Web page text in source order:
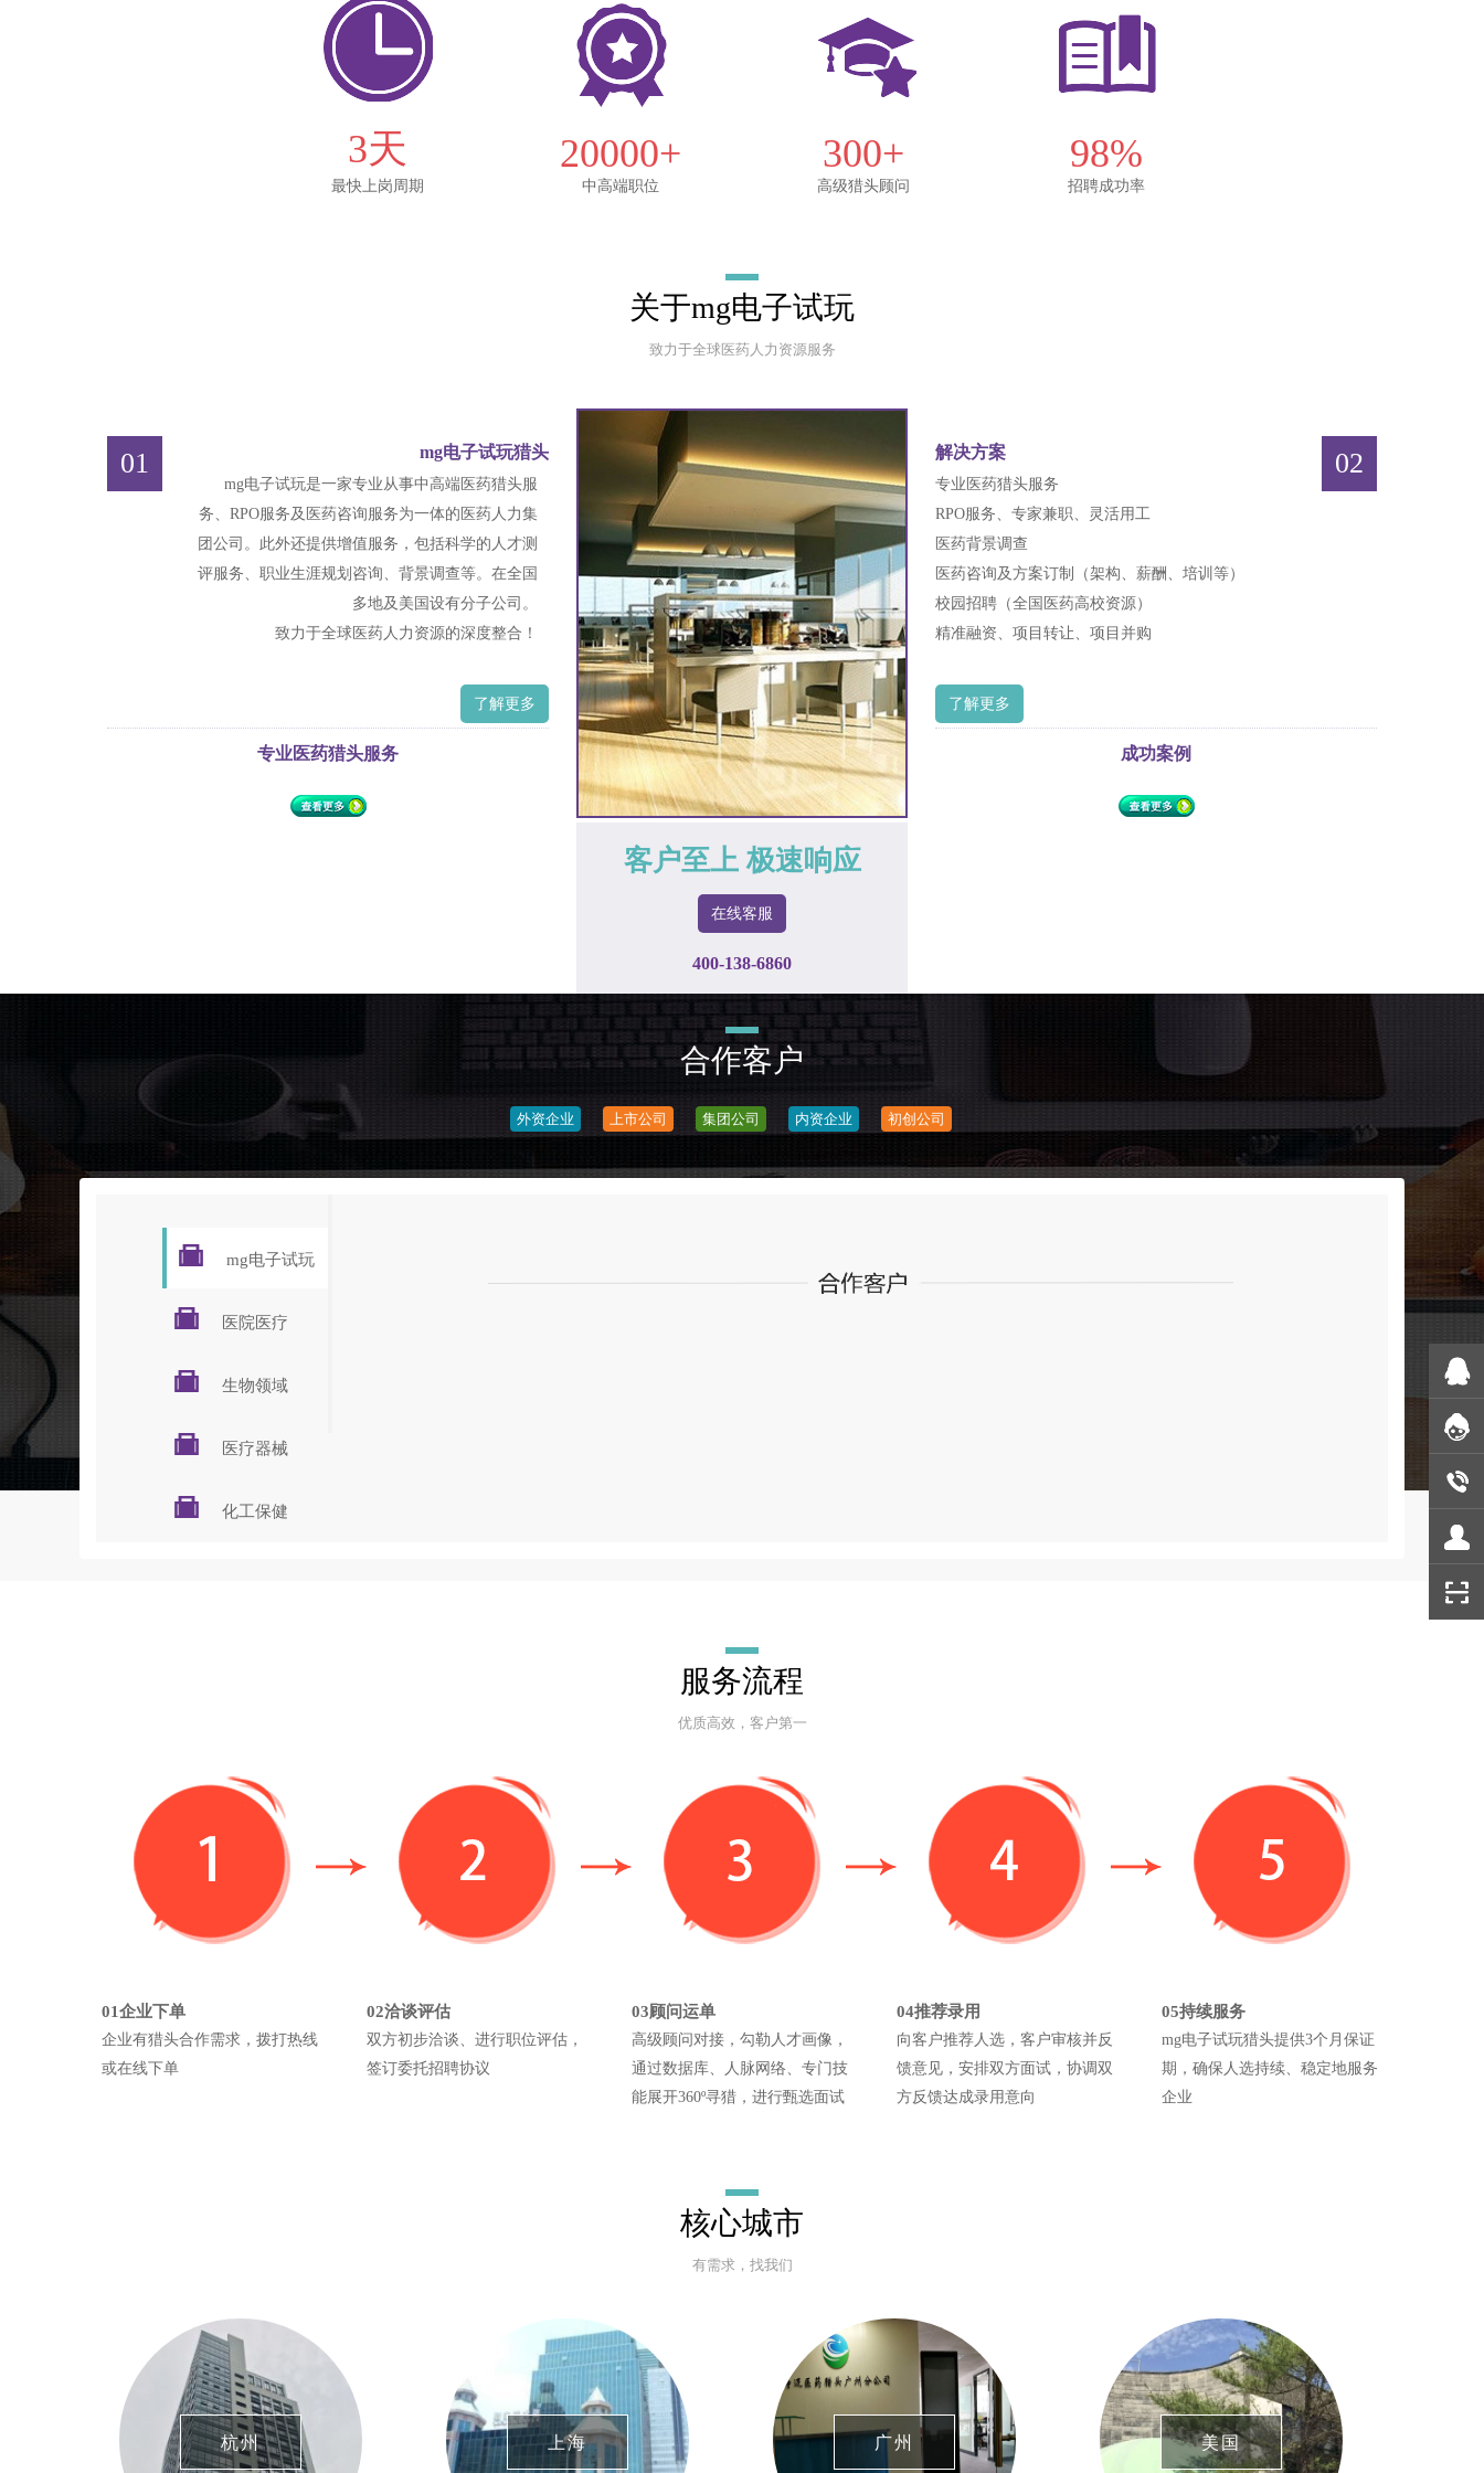
3天
最快上岗周期
20000+
中高端职位
300+
高级猎头顾问
98%
招聘成功率
关于mg电子试玩
致力于全球医药人力资源服务
01 mg电子试玩猎头
mg电子试玩是一家专业从事中高端医药猎头服
务、RPO服务及医药咨询服务为一体的医药人力集
团公司。此外还提供增值服务，包括科学的人才测
评服务、职业生涯规划咨询、背景调查等。在全国
多地及美国设有分子公司。
致力于全球医药人力资源的深度整合！
了解更多
专业医药猎头服务
客户至上 极速响应
在线客服
400-138-6860
解决方案
专业医药猎头服务
RPO服务、专家兼职、灵活用工
医药背景调查
医药咨询及方案订制（架构、薪酬、培训等）
校园招聘（全国医药高校资源）
精准融资、项目转让、项目并购
了解更多
02
成功案例
合作客户
外资企业 上市公司 集团公司 内资企业 初创公司
 mg电子试玩
 医院医疗
 生物领域
 医疗器械
 化工保健
服务流程
优质高效，客户第一
01企业下单
企业有猎头合作需求，拨打热线
或在线下单
02洽谈评估
双方初步洽谈、进行职位评估，
签订委托招聘协议
03顾问运单
高级顾问对接，勾勒人才画像，
通过数据库、人脉网络、专门技
能展开360º寻猎，进行甄选面试
04推荐录用
向客户推荐人选，客户审核并反
馈意见，安排双方面试，协调双
方反馈达成录用意向
05持续服务
mg电子试玩猎头提供3个月保证
期，确保人选持续、稳定地服务
企业
核心城市
有需求，找我们
杭州 上海 广州 美国